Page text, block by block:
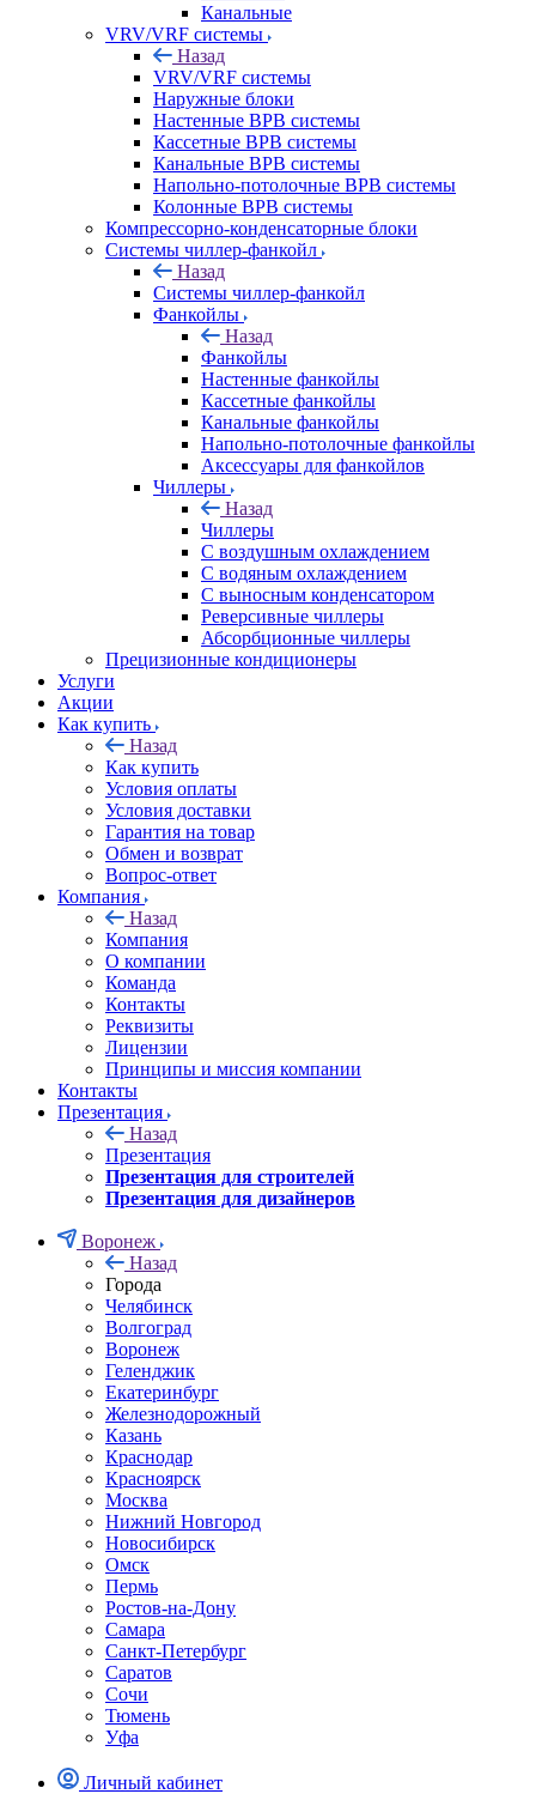
Канальные
VRV/VRF системы
Назад
VRV/VRF системы
Наружные блоки
Настенные ВРВ системы
Кассетные ВРВ системы
Канальные ВРВ системы
Напольно-потолочные ВРВ системы
Колонные ВРВ системы
Компрессорно-конденсаторные блоки
Системы чиллер-фанкойл
Назад
Системы чиллер-фанкойл
Фанкойлы
Назад
Фанкойлы
Настенные фанкойлы
Кассетные фанкойлы
Канальные фанкойлы
Напольно-потолочные фанкойлы
Аксессуары для фанкойлов
Чиллеры
Назад
Чиллеры
С воздушным охлаждением
С водяным охлаждением
С выносным конденсатором
Реверсивные чиллеры
Абсорбционные чиллеры
Прецизионные кондиционеры
Услуги
Акции
Как купить
Назад
Как купить
Условия оплаты
Условия доставки
Гарантия на товар
Обмен и возврат
Вопрос-ответ
Компания
Назад
Компания
О компании
Команда
Контакты
Реквизиты
Лицензии
Принципы и миссия компании
Контакты
Презентация
Назад
Презентация
Презентация для строителей
Презентация для дизайнеров
Воронеж
Назад
Города
Челябинск
Волгоград
Воронеж
Геленджик
Екатеринбург
Железнодорожный
Казань
Краснодар
Красноярск
Москва
Нижний Новгород
Новосибирск
Омск
Пермь
Ростов-на-Дону
Самара
Санкт-Петербург
Саратов
Сочи
Тюмень
Уфа
Личный кабинет